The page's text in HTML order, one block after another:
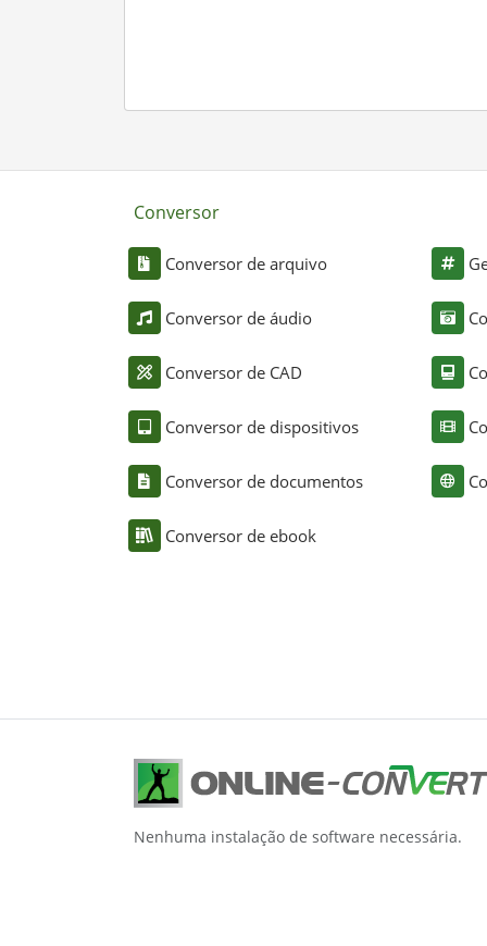
Conversor
Conversor de arquivo
Conversor de áudio
Conversor de CAD
Conversor de dispositivos
Conversor de documentos
Conversor de ebook
Nenhuma instalação de software necessária.